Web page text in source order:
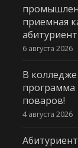
приемная
6 августа 2026
В колледже
поваров!
4 августа 2026